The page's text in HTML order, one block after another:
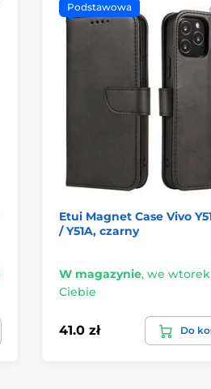
Podstawowa
Etui Magnet Case Vivo
/ Y51A, czarny
W magazynie, we wtorek
Ciebie
41.0 zł Do